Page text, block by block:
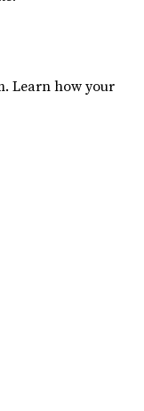
Learn how your